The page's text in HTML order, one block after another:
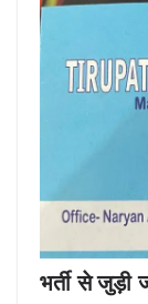
भर्ती से जुड़ी